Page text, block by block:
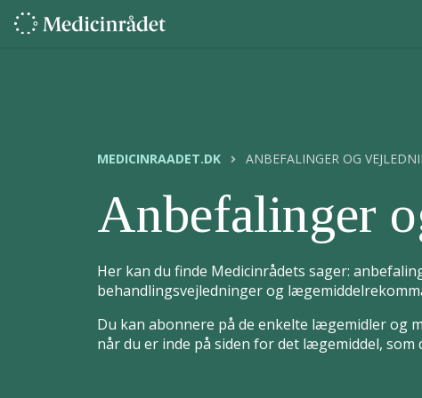
MEDICINRAADET.DK ANBEFALINGER OG
Anbefalinger
Her kan du finde Medicinrådets sager:
behandlingsvejledninger og
Du kan abonnere på de enkelte lægemidler og
når du er inde på siden for det lægemiddel, som